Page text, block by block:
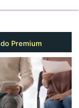
Premium